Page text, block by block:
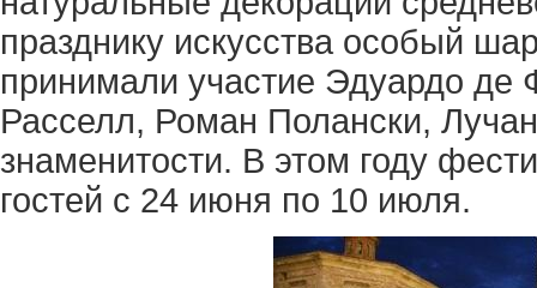
празднику искусства особый
принимали участие Эдуардо
Расселл, Роман Полански,
знаменитости. В этом году
гостей с 24 июня по 10 июля.